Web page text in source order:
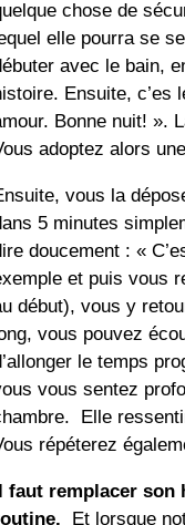
chose de
elle pourra se
avec le bain,
Ensuite, c’es
Bonne nuit! ».
adoptez alors
vous la
5 minutes
doucement : «
et puis vous
début), vous y
vous pouvez
le temps
vous sentez
Elle
répéterez
faut remplacer son
Et lorsque